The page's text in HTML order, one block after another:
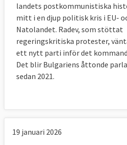
landets postkommunistiska
mitt i en djup politisk kris i EU-
Natolandet. Radev, som stöttat
regeringskritiska protester,
ett nytt parti inför det
Det blir Bulgariens åttonde
sedan 2021.
19 januari 2026